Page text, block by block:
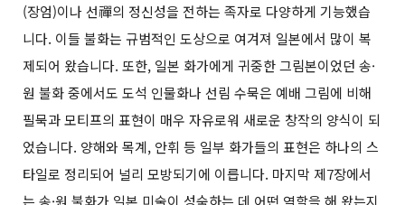
(장엄)이나 선禪의 정신성을 전하는 족자로 다양하게 기능했습
니다. 이들 불화는 규범적인 도상으로 여겨져 일본에서 많이 복
제되어 왔습니다. 또한, 일본 화가에게 귀중한 그림본이었던 송·
원 불화 중에서도 도석 인물화나 선림 수묵은 예배 그림에 비해
필묵과 모티프의 표현이 매우 자유로워 새로운 창작의 양식이 되
었습니다. 양해와 목계, 안휘 등 일부 화가들의 표현은 하나의 스
타일로 정리되어 널리 모방되기에 이릅니다. 마지막 제7장에서
는 송·원 불화가 일본 미술이 성숙하는 데 어떤 역할을 해 왔는지